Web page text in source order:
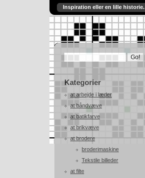
Inspiration eller en lille historie.
Kategorier
at arbejde i læder
at båndvæve
at batikfarve
at brikvæve
at brodere
broderimaskine
Tekstile billeder
at filte